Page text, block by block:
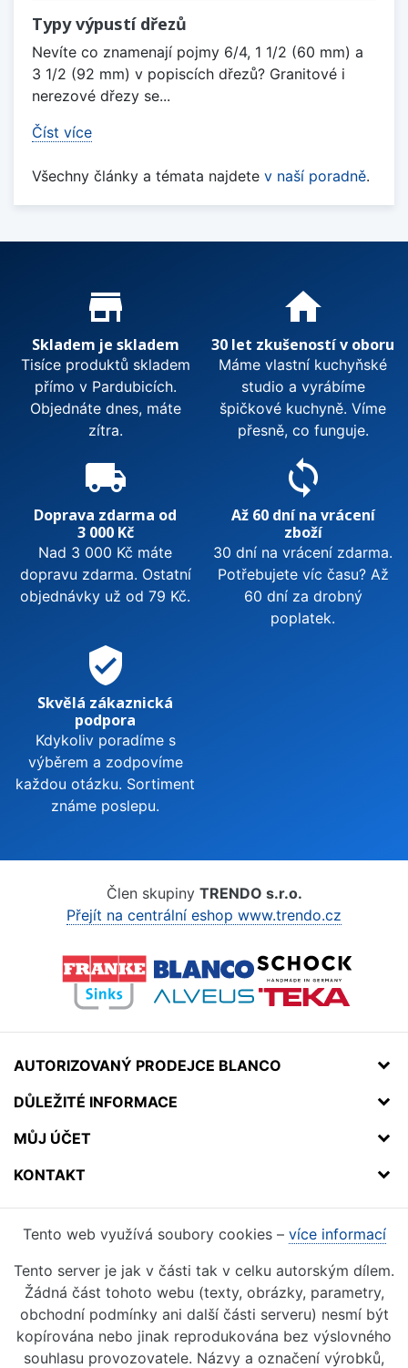
Typy výpustí dřezů
Nevíte co znamenají pojmy 6/4, 1 1/2 (60 mm) a
3 1/2 (92 mm) v popiscích dřezů? Granitové i
nerezové dřezy se...
Číst více
Všechny články a témata najdete v naší poradně.
Proč nakupovat u nás?
store_mall_directory
Skladem je skladem
Tisíce produktů skladem
přímo v Pardubicích.
Objednáte dnes, máte
zítra.
home
30 let zkušeností v oboru
Máme vlastní kuchyňské
studio a vyrábíme
špičkové kuchyně. Víme
přesně, co funguje.
local_shipping
Doprava zdarma od
3 000 Kč
Nad 3 000 Kč máte
dopravu zdarma. Ostatní
objednávky už od 79 Kč.
sync
Až 60 dní na vrácení
zboží
30 dní na vrácení zdarma.
Potřebujete víc času? Až
60 dní za drobný
poplatek.
verified_user
Skvělá zákaznická
podpora
Kdykoliv poradíme s
výběrem a zodpovíme
každou otázku. Sortiment
známe poslepu.
Člen skupiny TRENDO s.r.o.
Přejít na centrální eshop www.trendo.cz
AUTORIZOVANÝ PRODEJCE BLANCO
DŮLEŽITÉ INFORMACE
MŮJ ÚČET
KONTAKT
Tento web využívá soubory cookies – více informací
Tento server je jak v části tak v celku autorským dílem.
Žádná část tohoto webu (texty, obrázky, parametry,
obchodní podmínky ani další části serveru) nesmí být
kopírována nebo jinak reprodukována bez výslovného
souhlasu provozovatele. Názvy a označení výrobků,